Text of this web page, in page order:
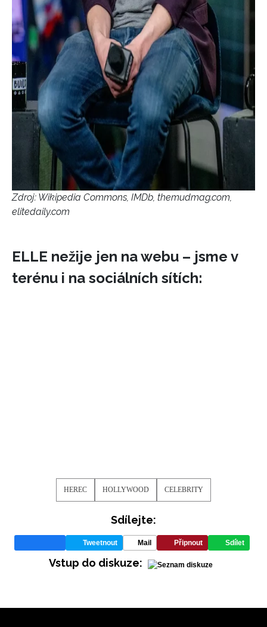
NEWSLETTER
ODESLAT
Přihlášením k newsletteru souhlasíte s
Obchodními
podmínkami společnosti BurdaMedia Extra s.r.o.a
potvrzujete, že jste se seznámili se
Zásadami
ochrany soukromí
- BurdaMedia Extra s.r.o. bude s
Vašimi údaji pracovat zejména k organizaci a
vyhodnocení akce a zasílání novinek.
Chcete navíc dostávat i další zajímavé a exkluzivní
informace od našich partnerů? Pokud souhlasíte se
zpracováním údajů k tomuto účelu podle
soukromí BurdaMedia Extra s.r.o., zaškrtněte toto pole.
Zdroj: Wikipedia Commons, IMDb, themudmag.com,
elitedaily.com
ELLE nežije jen na webu – jsme v
terénu i na sociálních sítích:
HEREC HOLLYWOOD CELEBRITY
Sdílejte:
Tweetnout Mail Připnout Sdílet
Vstup do diskuze: